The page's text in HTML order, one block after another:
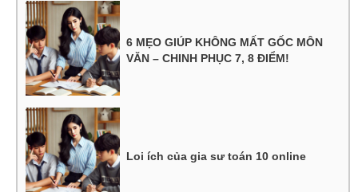
6 MẸO GIÚP KHÔNG MẤT GỐC MÔN
VĂN – CHINH PHỤC 7, 8 ĐIỂM!
Loi ích của gia sư toán 10 online